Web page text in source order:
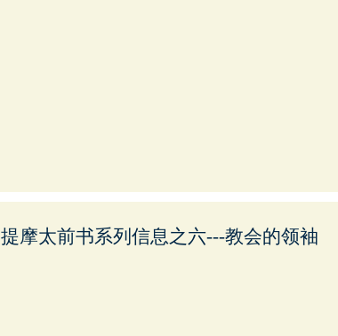
提摩太前书系列信息之六---教会的领袖